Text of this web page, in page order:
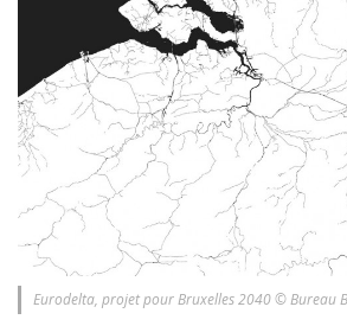
Eurodelta, projet pour Bruxelles 2040 © Bureau